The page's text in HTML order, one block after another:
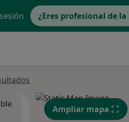
¿Eres profesional de la
Ampliar mapa